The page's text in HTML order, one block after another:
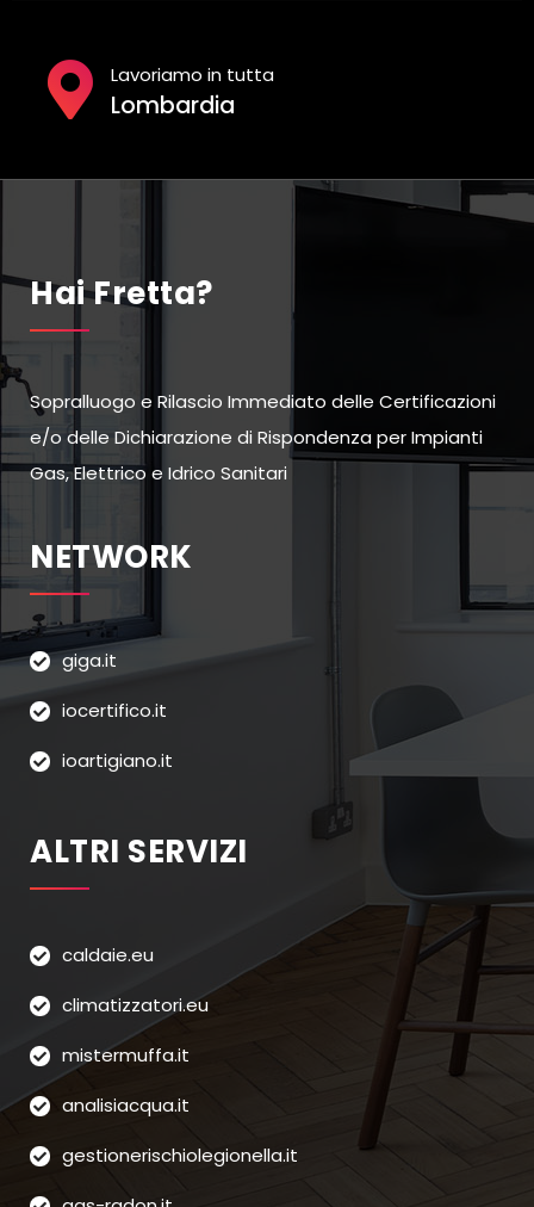
Lavoriamo in tutta
Lombardia
Hai Fretta?
Sopralluogo e Rilascio Immediato delle Certificazioni
e/o delle Dichiarazione di Rispondenza per Impianti
Gas, Elettrico e Idrico Sanitari
NETWORK
giga.it
iocertifico.it
ioartigiano.it
ALTRI SERVIZI
caldaie.eu
climatizzatori.eu
mistermuffa.it
analisiacqua.it
gestionerischiolegionella.it